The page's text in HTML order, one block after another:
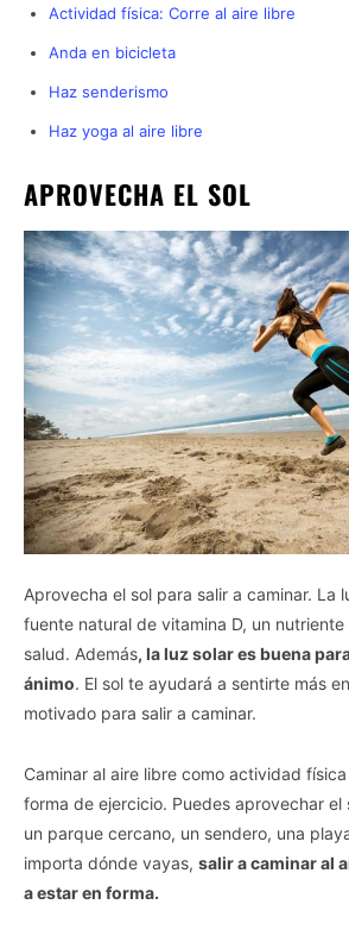
Actividad física: Corre al aire libre
Anda en bicicleta
Haz senderismo
Haz yoga al aire libre
APROVECHA EL SOL
Aprovecha el sol para salir a caminar. La
fuente natural de vitamina D, un nutriente
salud. Además, la luz solar es buena
ánimo. El sol te ayudará a sentirte más
motivado para salir a caminar.
Caminar al aire libre como actividad
forma de ejercicio. Puedes aprovechar el
un parque cercano, un sendero, una
importa dónde vayas, salir a caminar al
a estar en forma.